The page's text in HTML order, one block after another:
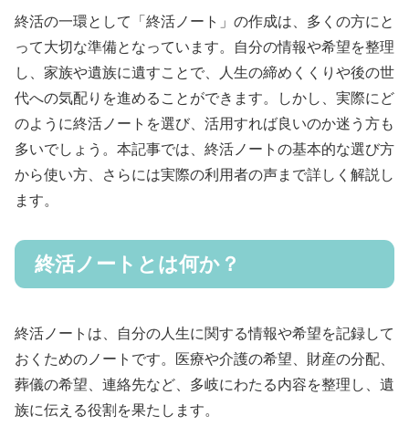
終活の一環として「終活ノート」の作成は、多くの方にと
って大切な準備となっています。自分の情報や希望を整理
し、家族や遺族に遺すことで、人生の締めくくりや後の世
代への気配りを進めることができます。しかし、実際にど
のように終活ノートを選び、活用すれば良いのか迷う方も
多いでしょう。本記事では、終活ノートの基本的な選び方
から使い方、さらには実際の利用者の声まで詳しく解説し
ます。
終活ノートとは何か？
終活ノートは、自分の人生に関する情報や希望を記録して
おくためのノートです。医療や介護の希望、財産の分配、
葬儀の希望、連絡先など、多岐にわたる内容を整理し、遺
族に伝える役割を果たします。